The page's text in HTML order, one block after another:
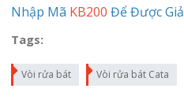
Nhập Mã KB200 Để Được
Tags:
Vòi rửa bát Vòi rửa bát Cata